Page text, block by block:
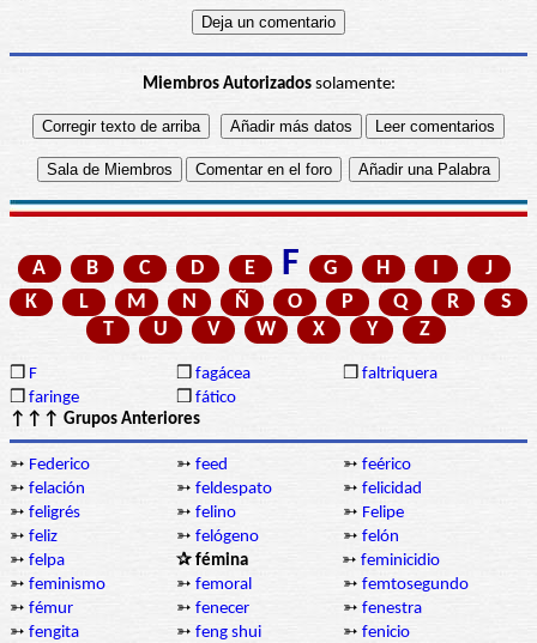
Miembros Autorizadossolamente:
A B C D E F G H
J
K
L M N Ñ O P Q R
S
T
U V W X Y Z
❒ F ❒ fagácea ❒ faltriquera
❒ faringe ❒ fático
↑↑↑ Grupos Anteriores
➳ Federico ➳ feed ➳ feérico
➳ felación ➳ feldespato ➳ felicidad
➳ feligrés ➳ felino ➳ Felipe
➳ feliz ➳ felógeno ➳ felón
➳ felpa ✰ fémina ➳ feminicidio
➳ feminismo ➳ femoral ➳ femtosegundo
➳ fémur ➳ fenecer ➳ fenestra
➳ fengita ➳ feng shui ➳ fenicio